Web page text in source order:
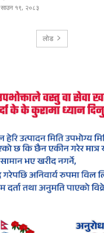
साउन १९, २०८३
लोड